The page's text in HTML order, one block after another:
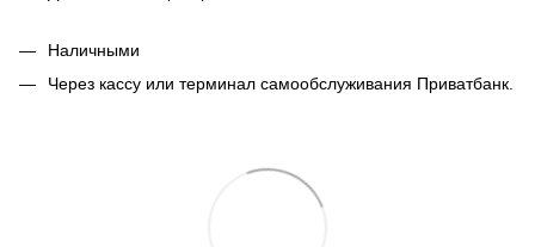
Наличными
Через кассу или терминал самообслуживания Приватбанк.